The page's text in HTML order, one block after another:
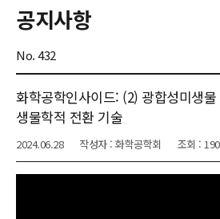
공지사항
No. 432
화학공학인사이드: (2) 광합성미생물
생물학적 전환 기술
2024.06.28 작성자 : 화학공학회 조회 :